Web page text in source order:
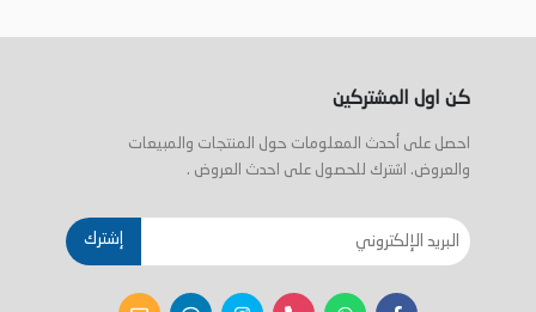
كن اول المشتركين
احصل على أحدث المعلومات حول المنتجات والمبيعات
والعروض. اشترك للحصول على احدث العروض .
إشترك